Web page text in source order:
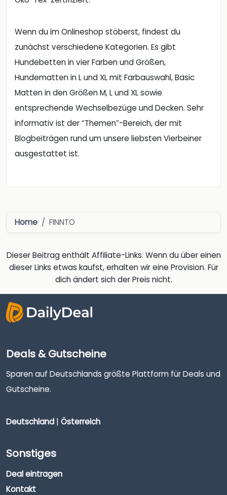
Wenn du im Onlineshop stöberst, findest du
zunächst verschiedene Kategorien. Es gibt
Hundebetten in vier Farben und Größen,
Hundematten in L und XL mit Farbauswahl, Basic
Matten in den Größen M, L und XL sowie
entsprechende Wechselbezüge und Decken. Sehr
informativ ist der “Themen”-Bereich, der mit
Blogbeiträgen rund um unsere liebsten Vierbeiner
ausgestattet ist.
Home FINNTO
Dieser Beitrag enthält Affiliate-Links. Wenn du über einen
dieser Links etwas kaufst, erhalten wir eine Provision. Für
dich ändert sich der Preis nicht.
Deals & Gutscheine
Sparen auf Deutschlands größte Plattform für Deals und
Gutscheine.
Deutschland | Österreich
Sonstiges
Deal eintragen
Kontakt